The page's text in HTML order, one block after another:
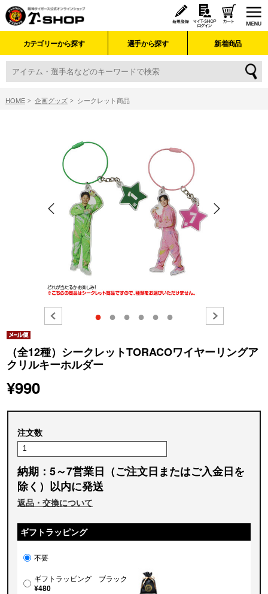
カテゴリーから探す 選手から探す 新着商品
HOME 企画グッズ シークレット商品
● ● ● ● ● ●
（全12種）シークレットTORACOワイヤーリングア
クリルキーホルダー
¥990
注文数
納期：5～7営業日（ご注文日またはご入金日を
除く）以内に発送
返品・交換について
ギフトラッピング
不要
ギフトラッピング ブラック
¥480